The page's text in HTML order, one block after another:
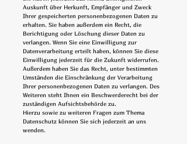
Auskunft über Herkunft, Empfänger und Zweck
Ihrer gespeicherten personenbezogenen Daten zu
erhalten. Sie haben außerdem ein Recht, die
Berichtigung oder Löschung dieser Daten zu
verlangen. Wenn Sie eine Einwilligung zur
Datenverarbeitung erteilt haben, können Sie diese
Einwilligung jederzeit für die Zukunft widerrufen.
Außerdem haben Sie das Recht, unter bestimmten
Umständen die Einschränkung der Verarbeitung
Ihrer personenbezogenen Daten zu verlangen. Des
Weiteren steht Ihnen ein Beschwerderecht bei der
zuständigen Aufsichtsbehörde zu.
Hierzu sowie zu weiteren Fragen zum Thema
Datenschutz können Sie sich jederzeit an uns
wenden.